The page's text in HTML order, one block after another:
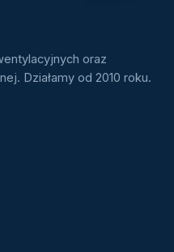
oraz
Działamy od 2010 roku.